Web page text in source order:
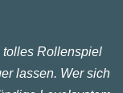
tolles Rollenspiel
lassen. Wer sich